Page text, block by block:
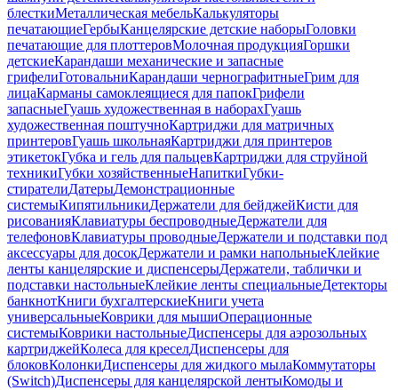
блесткиМеталлическая мебельКалькуляторы
печатающиеГербыКанцелярские детские наборыГоловки
печатающие для плоттеровМолочная продукцияГоршки
детскиеКарандаши механические и запасные
грифелиГотовальниКарандаши чернографитныеГрим для
лицаКарманы самоклеящиеся для папокГрифели
запасныеГуашь художественная в наборахГуашь
художественная поштучноКартриджи для матричных
принтеровГуашь школьнаяКартриджи для принтеров
этикетокГубка и гель для пальцевКартриджи для струйной
техникиГубки хозяйственныеНапиткиГубки-
стирателиДатерыДемонстрационные
системыКипятильникиДержатели для бейджейКисти для
рисованияКлавиатуры беспроводныеДержатели для
телефоновКлавиатуры проводныеДержатели и подставки под
аксессуары для досокДержатели и рамки напольныеКлейкие
ленты канцелярские и диспенсерыДержатели, таблички и
подставки настольныеКлейкие ленты специальныеДетекторы
банкнотКниги бухгалтерскиеКниги учета
универсальныеКоврики для мышиОперационные
системыКоврики настольныеДиспенсеры для аэрозольных
картриджейКолеса для креселДиспенсеры для
блоковКолонкиДиспенсеры для жидкого мылаКоммутаторы
(Switch)Диспенсеры для канцелярской лентыКомоды и